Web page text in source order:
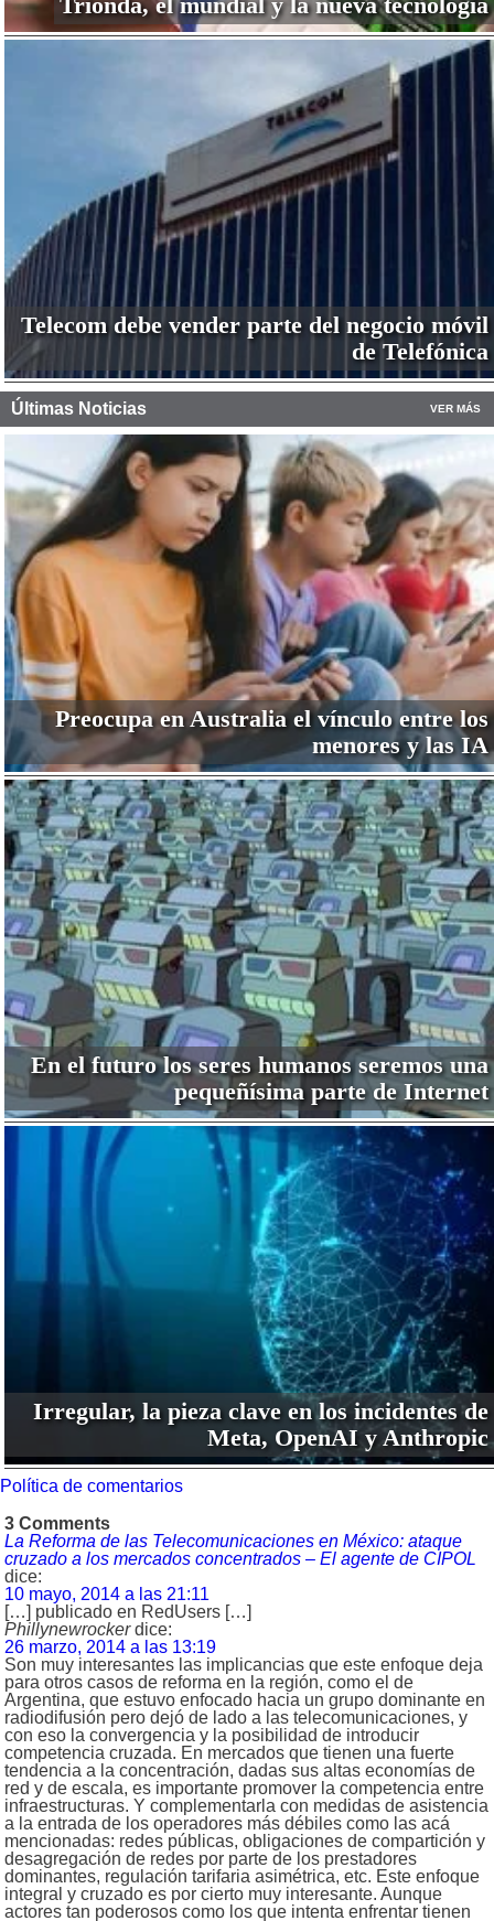
Telecom debe vender parte del negocio móvil
de Telefónica
Últimas Noticias VER MÁS
Preocupa en Australia el vínculo entre los
menores y las IA
En el futuro los seres humanos seremos una
pequeñísima parte de Internet
Irregular, la pieza clave en los incidentes de
Meta, OpenAI y Anthropic
Política de comentarios
3 Comments
La Reforma de las Telecomunicaciones en México: ataque
cruzado a los mercados concentrados – El agente de CIPOL
dice:
10 mayo, 2014 a las 21:11
[…] publicado en RedUsers […]
Phillynewrocker dice:
26 marzo, 2014 a las 13:19
Son muy interesantes las implicancias que este enfoque deja
para otros casos de reforma en la región, como el de
Argentina, que estuvo enfocado hacia un grupo dominante en
radiodifusión pero dejó de lado a las telecomunicaciones, y
con eso la convergencia y la posibilidad de introducir
competencia cruzada. En mercados que tienen una fuerte
tendencia a la concentración, dadas sus altas economías de
red y de escala, es importante promover la competencia entre
infraestructuras. Y complementarla con medidas de asistencia
a la entrada de los operadores más débiles como las acá
mencionadas: redes públicas, obligaciones de compartición y
desagregación de redes por parte de los prestadores
dominantes, regulación tarifaria asimétrica, etc. Este enfoque
integral y cruzado es por cierto muy interesante. Aunque
actores tan poderosos como los que intenta enfrentar tienen